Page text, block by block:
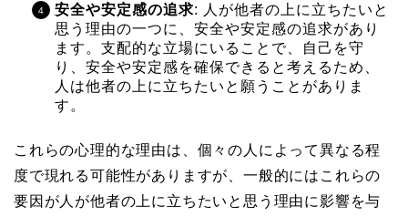
安全や安定感の追求: 人が他者の上に立ちたいと
思う理由の一つに、安全や安定感の追求があり
ます。支配的な立場にいることで、自己を守
り、安全や安定感を確保できると考えるため、
人は他者の上に立ちたいと願うことがありま
す。
これらの心理的な理由は、個々の人によって異なる程
度で現れる可能性がありますが、一般的にはこれらの
要因が人が他者の上に立ちたいと思う理由に影響を与